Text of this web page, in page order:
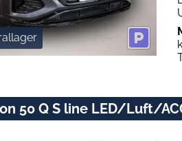
50 Q S line LED/Luft/